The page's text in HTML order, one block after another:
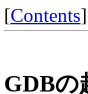
[Contents
GDBの